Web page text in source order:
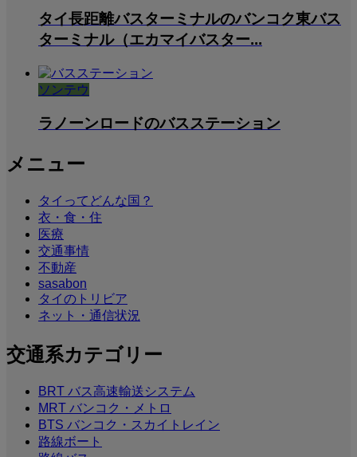
タイ長距離バスターミナルのバンコク東バス
ターミナル（エカマイバスター...
ソンテウ
ラノーンロードのバスステーション
メニュー
タイってどんな国？
衣・食・住
医療
交通事情
不動産
sasabon
タイのトリビア
ネット・通信状況
交通系カテゴリー
BRT バス高速輸送システム
MRT バンコク・メトロ
BTS バンコク・スカイトレイン
路線ボート